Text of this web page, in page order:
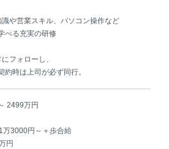
や営業スキル、パソコン操作など
べる充実の研修
フォローし、
約時は上司が必ず同行。
2499万円
万3000円～＋歩合給
円